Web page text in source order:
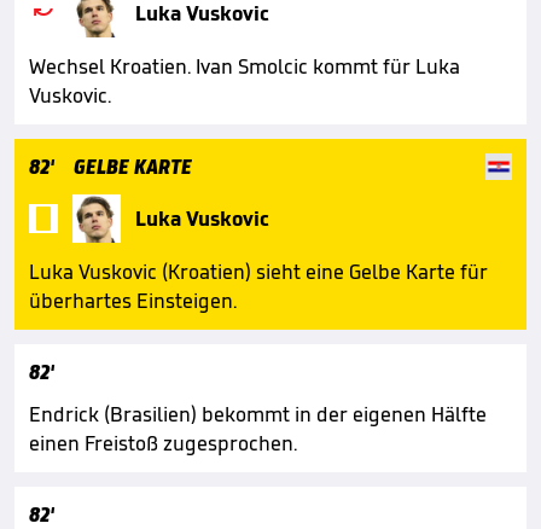

Luka Vuskovic
Wechsel Kroatien. Ivan Smolcic kommt für Luka
Vuskovic.
82' GELBE KARTE
Luka Vuskovic
Luka Vuskovic (Kroatien) sieht eine Gelbe Karte für
überhartes Einsteigen.
82'
Endrick (Brasilien) bekommt in der eigenen Hälfte
einen Freistoß zugesprochen.
82'